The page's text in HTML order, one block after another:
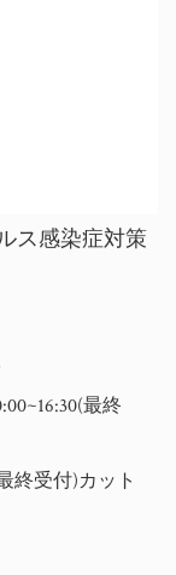
ス感染症対策
最終
終受付)カット